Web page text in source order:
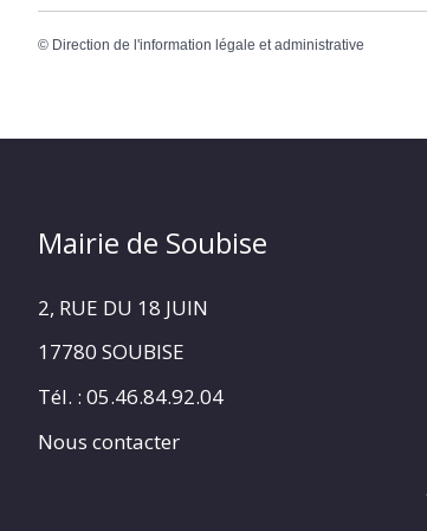
© Direction de l'information légale et administrative
Mairie de Soubise
2, RUE DU 18 JUIN
17780 SOUBISE
Tél. : 05.46.84.92.04
Nous contacter